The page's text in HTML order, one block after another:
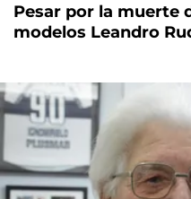
Pesar por la muerte
modelos Leandro